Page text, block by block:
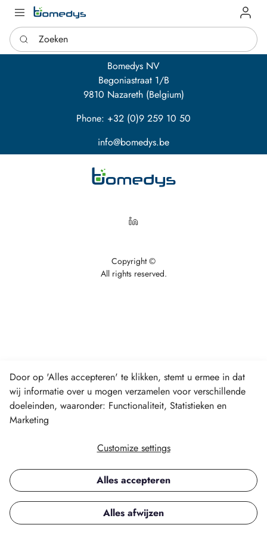
Log in
Zoeken
Bomedys NV
Begoniastraat 1/B
9810 Nazareth (Belgium)
Phone: +32 (0)9 259 10 50
info@bomedys.be
LinkedIn
Copyright ©
All rights reserved.
Door op 'Alles accepteren' te klikken, stemt u ermee in dat
wij informatie over u mogen verzamelen voor verschillende
doeleinden, waaronder: Functionaliteit, Statistieken en
Marketing
Customize settings
Alles accepteren
Alles afwijzen